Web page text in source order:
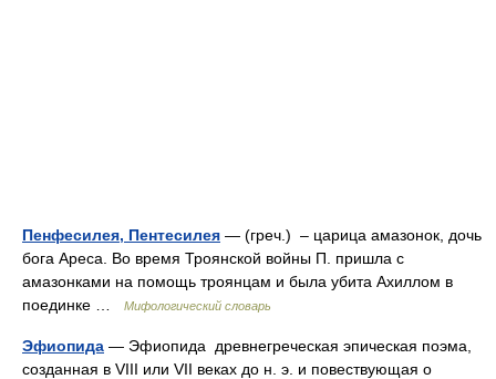
Пенфесилея, Пентесилея — (греч.) – царица амазонок, дочь
бога Ареса. Во время Троянской войны П. пришла с
амазонками на помощь троянцам и была убита Ахиллом в
поединке …
Мифологический словарь
Эфиопида — Эфиопида древнегреческая эпическая поэма,
созданная в VIII или VII веках до н. э. и повествующая о